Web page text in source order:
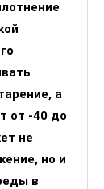
а
от -40 до
не
но и
в